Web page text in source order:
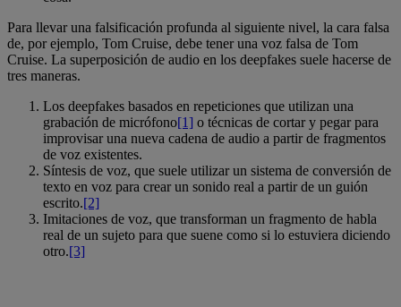
Para llevar una falsificación profunda al siguiente nivel, la cara falsa
de, por ejemplo, Tom Cruise, debe tener una voz falsa de Tom
Cruise. La superposición de audio en los deepfakes suele hacerse de
tres maneras.
Los deepfakes basados en repeticiones que utilizan una
grabación de micrófono[1] o técnicas de cortar y pegar para
improvisar una nueva cadena de audio a partir de fragmentos
de voz existentes.
Síntesis de voz, que suele utilizar un sistema de conversión de
texto en voz para crear un sonido real a partir de un guión
escrito.[2]
Imitaciones de voz, que transforman un fragmento de habla
real de un sujeto para que suene como si lo estuviera diciendo
otro.[3]